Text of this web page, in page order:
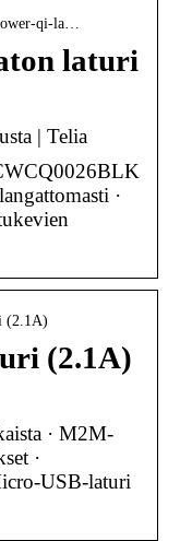
qi-la…
laturi
| Telia
·
(2.1A)
(2.1A)
· M2M-
·
USB-laturi